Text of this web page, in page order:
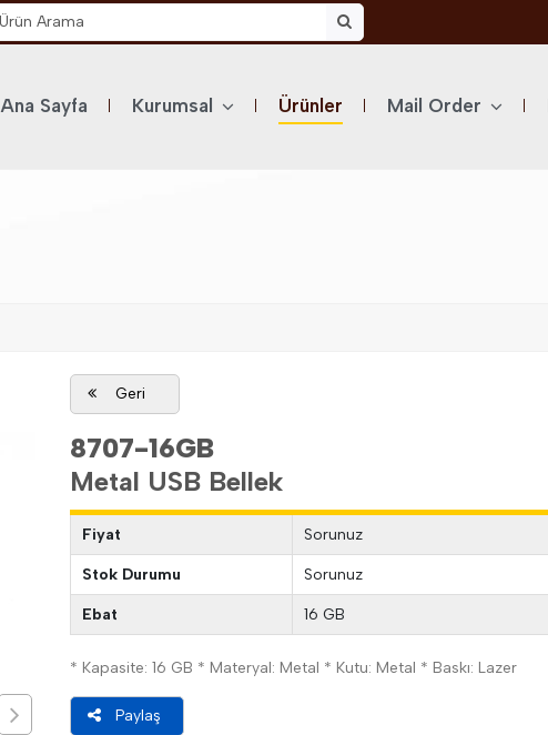
Ana Sayfa Kurumsal Ürünler Mail Order
Geri
8707-16GB
Metal USB Bellek
Fiyat Sorunuz
Stok Durumu Sorunuz
Ebat 16 GB
* Kapasite: 16 GB * Materyal: Metal * Kutu: Metal * Baskı: Lazer
Paylaş